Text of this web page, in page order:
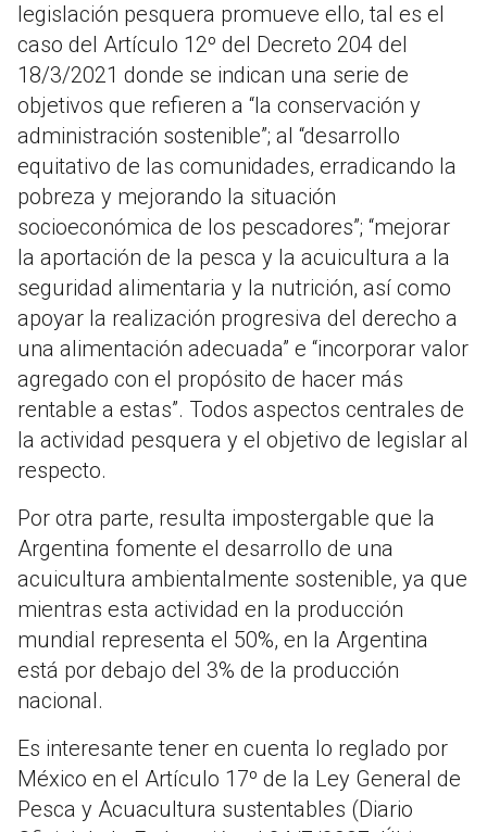
legislación pesquera promueve ello, tal es el
caso del Artículo 12º del Decreto 204 del
18/3/2021 donde se indican una serie de
objetivos que refieren a “la conservación y
administración sostenible”; al “desarrollo
equitativo de las comunidades, erradicando la
pobreza y mejorando la situación
socioeconómica de los pescadores”; “mejorar
la aportación de la pesca y la acuicultura a la
seguridad alimentaria y la nutrición, así como
apoyar la realización progresiva del derecho a
una alimentación adecuada” e “incorporar valor
agregado con el propósito de hacer más
rentable a estas”. Todos aspectos centrales de
la actividad pesquera y el objetivo de legislar al
respecto.
Por otra parte, resulta impostergable que la
Argentina fomente el desarrollo de una
acuicultura ambientalmente sostenible, ya que
mientras esta actividad en la producción
mundial representa el 50%, en la Argentina
está por debajo del 3% de la producción
nacional.
Es interesante tener en cuenta lo reglado por
México en el Artículo 17º de la Ley General de
Pesca y Acuacultura sustentables (Diario